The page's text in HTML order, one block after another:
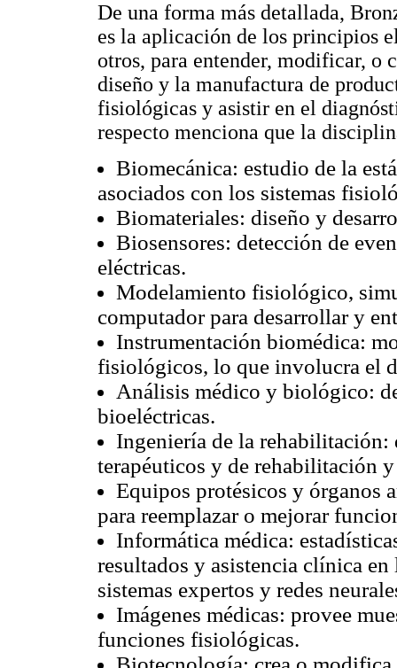
De una forma más detallada,
es la aplicación de los principios
otros, para entender, modificar, o
diseño y la manufactura de
fisiológicas y asistir en el
respecto menciona que la
Biomecánica: estudio de la
asociados con los sistemas
Biomateriales: diseño y
Biosensores: detección de
eléctricas.
Modelamiento fisiológico,
computador para desarrollar y
Instrumentación biomédica:
fisiológicos, lo que involucra el
Análisis médico y biológico:
bioeléctricas.
Ingeniería de la
terapéuticos y de rehabilitación
Equipos protésicos y órganos
para reemplazar o mejorar
Informática médica:
resultados y asistencia clínica
sistemas expertos y redes
Imágenes médicas: provee
funciones fisiológicas.